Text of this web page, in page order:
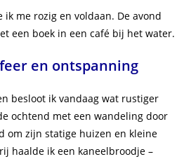
ik me rozig en voldaan. De avond
een boek in een café bij het water.
en ontspanning
besloot ik vandaag wat rustiger
ochtend met een wandeling door
om zijn statige huizen en kleine
haalde ik een kaneelbroodje –